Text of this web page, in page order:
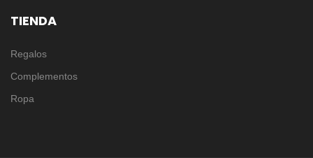
TIENDA
Regalos
Complementos
Ropa